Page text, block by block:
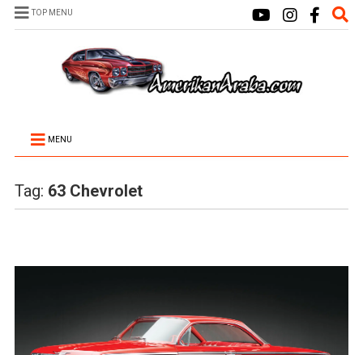
TOP MENU
MENU
Tag: 63 Chevrolet